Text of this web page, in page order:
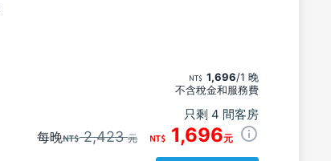
1,696/1 晚
不含稅金和服務費
只剩 4 間客房
每晚 2,423元 1,696元